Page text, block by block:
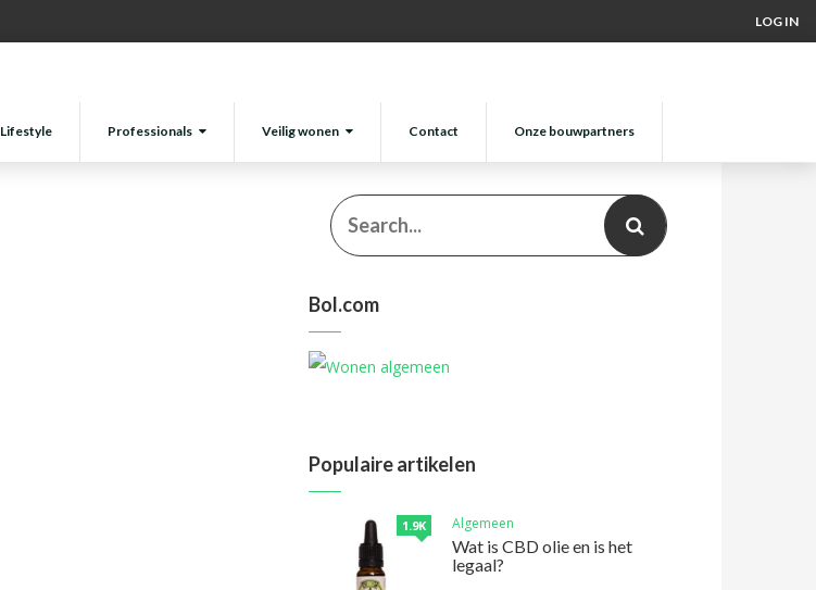
LOG IN
Lifestyle Professionals Veilig wonen Contact Onze bouwpartners
Bol.com
Populaire artikelen
1.9K Algemeen
Wat is CBD olie en is het
legaal?